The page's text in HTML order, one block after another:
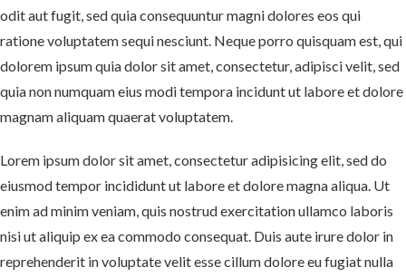
odit aut fugit, sed quia consequuntur magni dolores eos qui
ratione voluptatem sequi nesciunt. Neque porro quisquam est, qui
dolorem ipsum quia dolor sit amet, consectetur, adipisci velit, sed
quia non numquam eius modi tempora incidunt ut labore et dolore
magnam aliquam quaerat voluptatem.
Lorem ipsum dolor sit amet, consectetur adipisicing elit, sed do
eiusmod tempor incididunt ut labore et dolore magna aliqua. Ut
enim ad minim veniam, quis nostrud exercitation ullamco laboris
nisi ut aliquip ex ea commodo consequat. Duis aute irure dolor in
reprehenderit in voluptate velit esse cillum dolore eu fugiat nulla